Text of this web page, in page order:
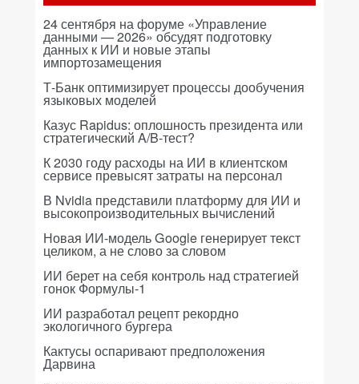
24 сентября на форуме «Управление
данными — 2026» обсудят подготовку
данных к ИИ и новые этапы
импортозамещения
Т-Банк оптимизирует процессы дообучения
языковых моделей
Казус Rapidus: оплошность президента или
стратегический A/B-тест?
К 2030 году расходы на ИИ в клиентском
сервисе превысят затраты на персонал
В Nvidia представили платформу для ИИ и
высокопроизводительных вычислений
Новая ИИ-модель Google генерирует текст
целиком, а не слово за словом
ИИ берет на себя контроль над стратегией
гонок Формулы-1
ИИ разработал рецепт рекордно
экологичного бургера
Кактусы оспаривают предположения
Дарвина